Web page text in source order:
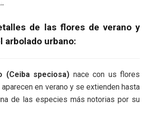
de las flores de verano y
arbolado urbano:
(Ceiba speciosa) nace con us flores
en verano y se extienden hasta
de las especies más notorias por su